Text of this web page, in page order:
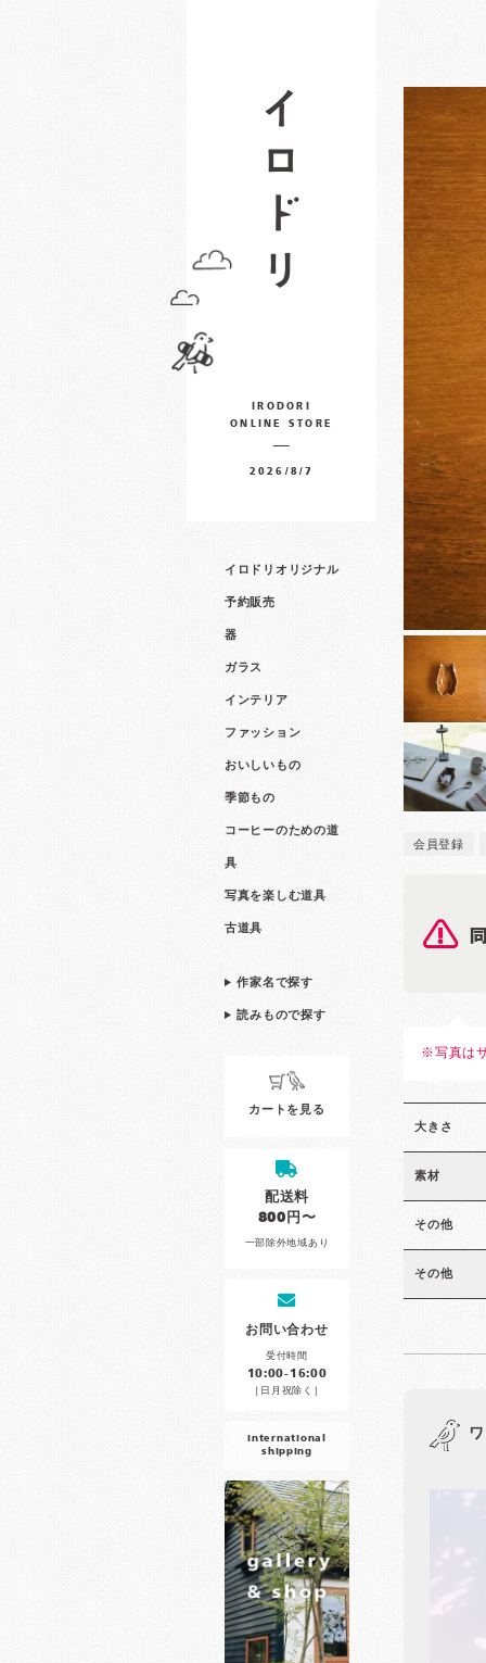
IRODORI
ONLINE STORE
2026/8/7
イロドリオリジナル
予約販売
器
ガラス
インテリア
ファッション
おいしいもの
季節もの
コーヒーのための道
具
写真を楽しむ道具
古道具
作家名で探す
読みもので探す
カートを見る
配送料
800円〜
一部除外地域あり
お問い合わせ
受付時間
10:00-16:00
［日月祝除く］
international
shipping
会員登録
※写真は
大きさ
素材
その他
その他